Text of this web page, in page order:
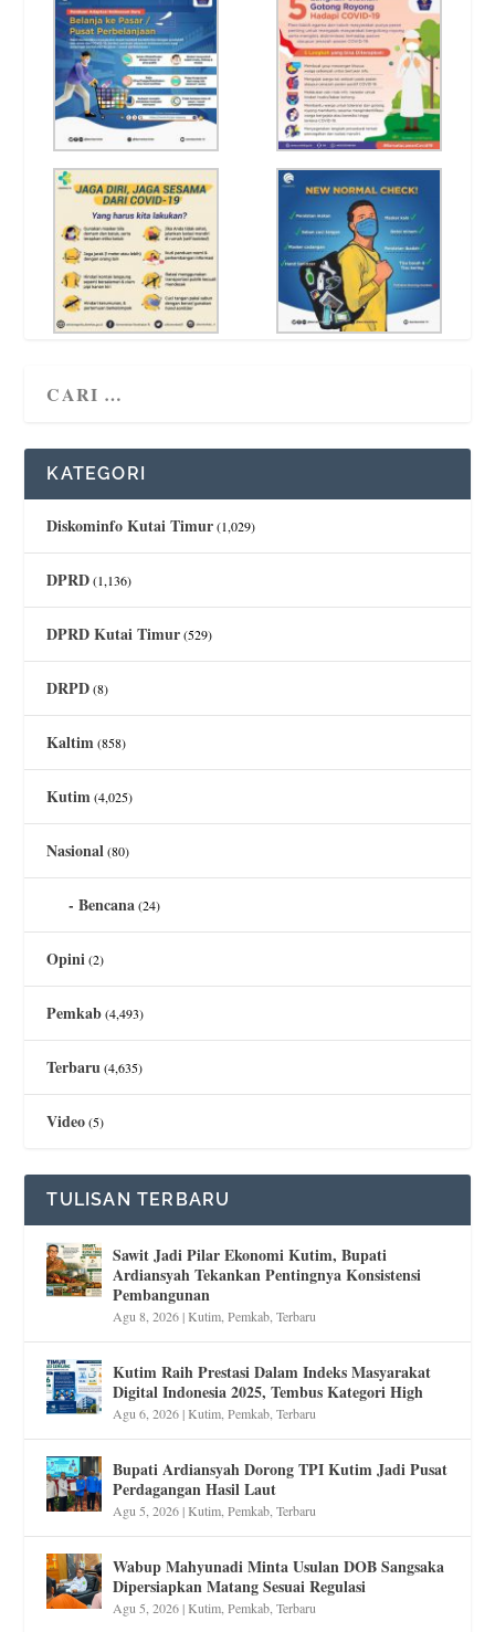
KATEGORI
Diskominfo Kutai Timur(1,029)
DPRD(1,136)
DPRD Kutai Timur(529)
DRPD(8)
Kaltim(858)
Kutim(4,025)
Nasional(80)
Bencana(24)
Opini(2)
Pemkab(4,493)
Terbaru(4,635)
Video(5)
TULISAN TERBARU
Sawit Jadi Pilar Ekonomi Kutim, Bupati
Ardiansyah Tekankan Pentingnya Konsistensi
Pembangunan
Agu 8, 2026|Kutim ,Pemkab ,Terbaru
Kutim Raih Prestasi Dalam Indeks Masyarakat
Digital Indonesia 2025, Tembus Kategori High
Agu 6, 2026|Kutim ,Pemkab ,Terbaru
Bupati Ardiansyah Dorong TPI Kutim Jadi Pusat
Perdagangan Hasil Laut
Agu 5, 2026|Kutim ,Pemkab ,Terbaru
Wabup Mahyunadi Minta Usulan DOB Sangsaka
Dipersiapkan Matang Sesuai Regulasi
Agu 5, 2026|Kutim ,Pemkab ,Terbaru